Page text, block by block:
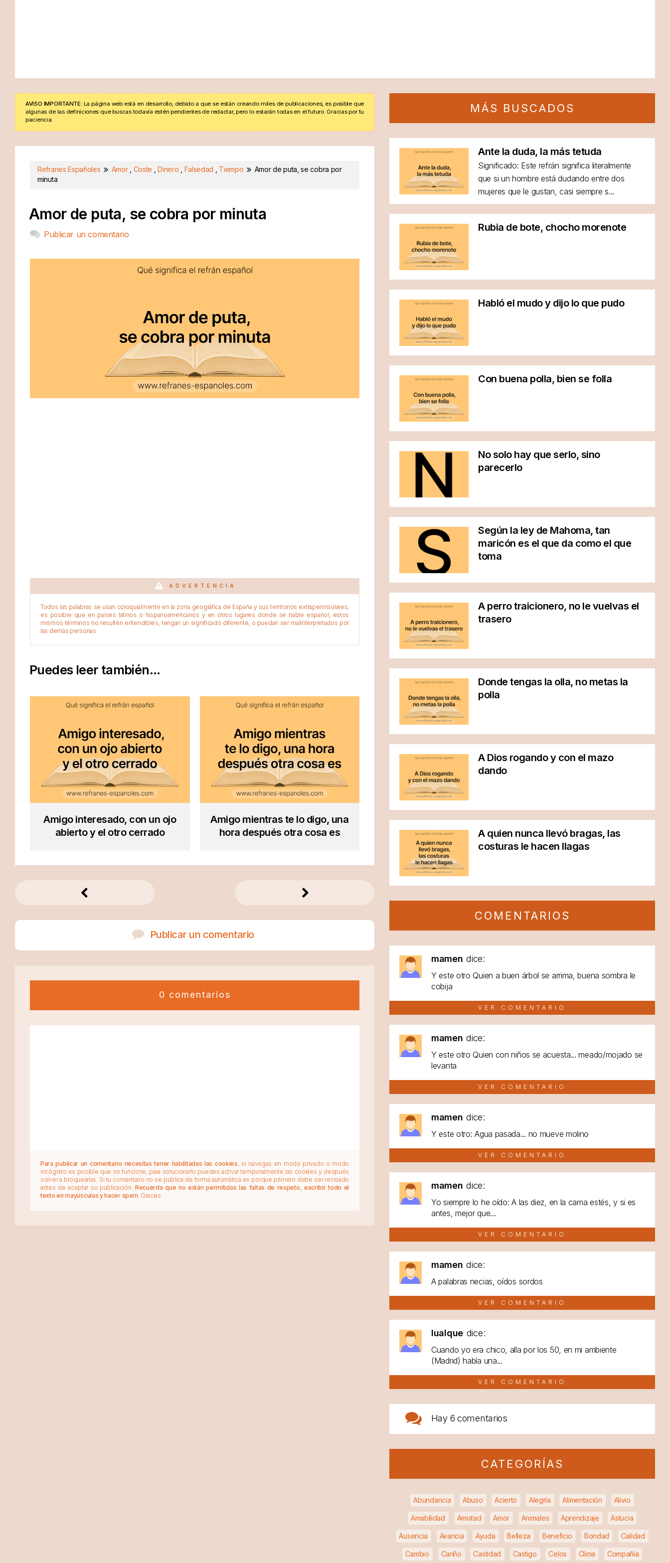
AVISO IMPORTANTE: La página web está en desarrollo, debido a que se están creando miles de publicaciones, es posible que
algunas de las definiciones que buscas todavía estén pendientes de redactar, pero lo estarán todas en el futuro. Gracias por tu
paciencia.
Refranes Españoles Amor Coste ,Dinero Falsedad Tiempo
Amor de puta, se cobra por
minuta
Amor de puta, se cobra por minuta
Publicar un comentario
ADVERTENCIA
Todos las palabras se usan coloquialmente en la zona geográfica de España y sus territorios extrapeninsulares,
es posible que en países latinos o hispanoamericanos y en otros lugares donde se hable español, estos
mismos términos no resulten entendibles, tengan un significado diferente, o puedan ser malinterpretados por
las demás personas
Puedes leer también...
Amigo interesado, con un ojo
abierto y el otro cerrado
Amigo mientras te lo digo, una
hora después otra cosa es
Publicar un comentario
0 comentarios
Para publicar un comentario necesitas tener habilitadas las cookies , si navegas en modo privado o modo
incógnito es posible que no funcione, para solucionarlo puedes activar temporalmente las cookies y después
volver a bloquearlas. Si tu comentario no se publica de forma automática es porque primero debe ser revisado
antes de aceptar su publicación. Recuerda que no están permitidas las faltas de respeto, escribir todo el
texto en mayúsculas y hacer spam. Gracias.
MÁS BUSCADOS
Ante la duda, la más tetuda
Significado: Este refrán significa literalmente
que si un hombre está dudando entre dos
mujeres que le gustan, casi siempre s...
Rubia de bote, chocho morenote
Habló el mudo y dijo lo que pudo
Con buena polla, bien se folla
No solo hay que serlo, sino
parecerlo
Según la ley de Mahoma, tan
maricón es el que da como el que
toma
A perro traicionero, no le vuelvas el
trasero
Donde tengas la olla, no metas la
polla
A Dios rogando y con el mazo
dando
A quien nunca llevó bragas, las
costuras le hacen llagas
COMENTARIOS
mamen dice:
Y este otro Quien a buen árbol se arrima, buena sombra le
cobija
VER COMENTARIO
mamen dice:
Y este otro Quien con niños se acuesta... meado/mojado se
levanta
VER COMENTARIO
mamen dice:
Y este otro: Agua pasada... no mueve molino
VER COMENTARIO
mamen dice:
Yo siempre lo he oído: A las diez, en la cama estés, y si es
antes, mejor que...
VER COMENTARIO
mamen dice:
A palabras necias, oídos sordos
VER COMENTARIO
lualque dice:
Cuando yo era chico, alla por los 50, en mi ambiente
(Madrid) había una...
VER COMENTARIO
Hay 6 comentarios
CATEGORÍAS
Abundancia Abuso Acierto Alegría Alimentación Alivio
Amabilidad Amistad Amor Animales Aprendizaje Astucia
Ausencia Avaricia Ayuda Belleza Beneficio Bondad Calidad
Cambio Cariño Castidad Castigo Celos Clima Compañía